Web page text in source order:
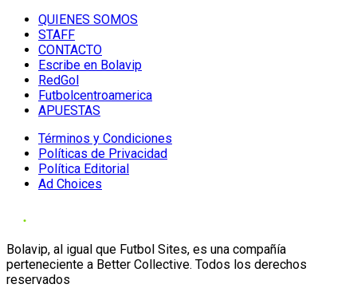
QUIENES SOMOS
STAFF
CONTACTO
Escribe en Bolavip
RedGol
Futbolcentroamerica
APUESTAS
Términos y Condiciones
Políticas de Privacidad
Política Editorial
Ad Choices
Bolavip, al igual que Futbol Sites, es una compañía
perteneciente a Better Collective. Todos los derechos
reservados